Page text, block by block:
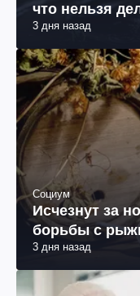
что нельзя
3 дня назад
Социум
Исчезнут за
борьбы с
3 дня назад